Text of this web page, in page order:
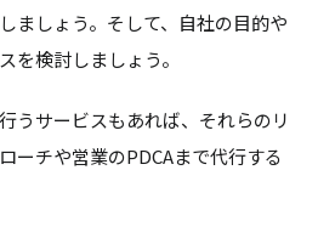
ましょう。そして、自社の目的や
を検討しましょう。
うサービスもあれば、それらのリ
ーチや営業のPDCAまで代行する